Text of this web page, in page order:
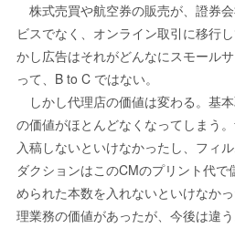
株式売買や航空券の販売が、證券
ビスでなく、オンライン取引に移行
かし広告はそれがどんなにスモール
って、B to C ではない。
しかし代理店の価値は変わる。基
の価値がほとんどなくなってしまう
入稿しないといけなかったし、フィ
ダクションはこのCMのプリント代
められた本数を入れないといけなか
理業務の価値があったが、今後は違